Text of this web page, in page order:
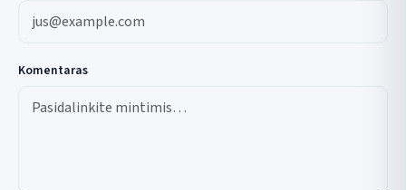
Komentaras